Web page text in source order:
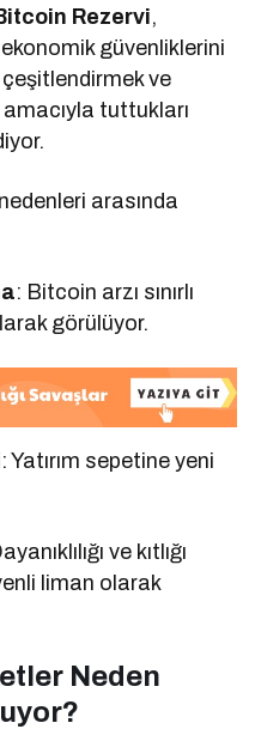
Rezervi,
güvenliklerini
ve
tuttukları
arasında
: Bitcoin arzı sınırlı
görülüyor.
: Yatırım sepetine yeni
ve kıtlığı
liman olarak
Neden